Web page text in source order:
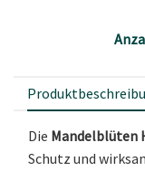
Die Mandelblüten
Schutz und